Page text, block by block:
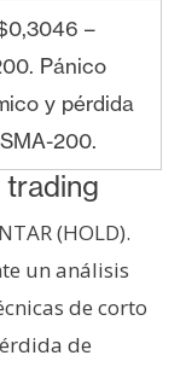
–
Pánico
y pérdida
200.
trading
(HOLD).
un análisis
de corto
de